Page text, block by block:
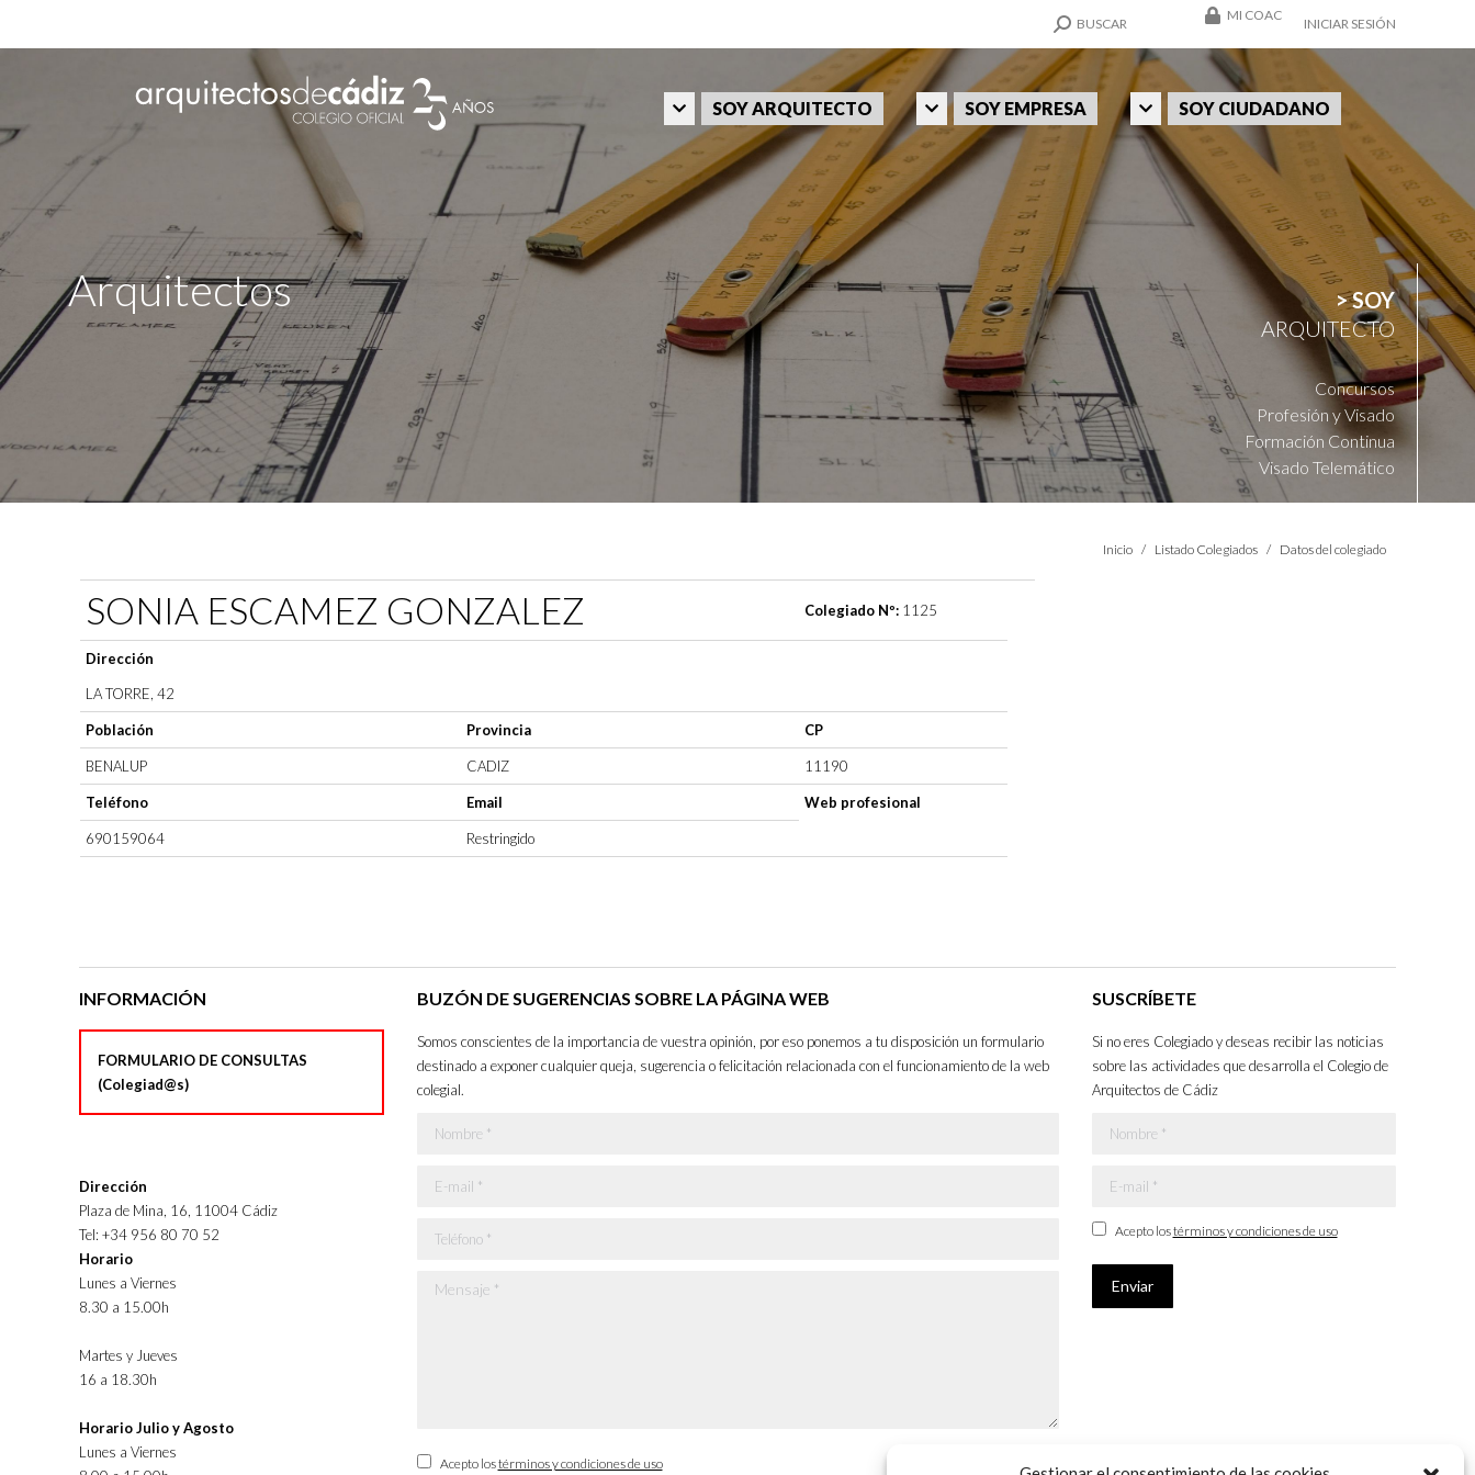
SEARCH:
BUSCAR
MI COAC
INICIAR SESIÓN
SOY ARQUITECTO SOY EMPRESA SOY CIUDADANO
Arquitectos
> SOY
ARQUITECTO
Concursos
Profesión y Visado
Formación Continua
Visado Telemático
Estás aquí:
Inicio Listado Colegiados Datos del colegiado
SONIA ESCAMEZ GONZALEZ Colegiado Nº:1125
Dirección
LA TORRE, 42
Población Provincia CP
BENALUP CADIZ 11190
Teléfono Email Web profesional
690159064 Restringido
INFORMACIÓN
FORMULARIO DE CONSULTAS
(Colegiad@s)
Dirección
Plaza de Mina, 16, 11004 Cádiz
Tel: +34 956 80 70 52
Horario
Lunes a Viernes
8.30 a 15.00h
Martes y Jueves
16 a 18.30h
Horario Julio y Agosto
Lunes a Viernes
BUZÓN DE SUGERENCIAS SOBRE LA PÁGINA WEB
Somos conscientes de la importancia de vuestra opinión, por eso ponemos a tu disposición un formulario
destinado a exponer cualquier queja, sugerencia o felicitación relacionada con el funcionamiento de la web
colegial.
Nombre *
E-mail *
Teléfono *
Mensaje *
Acepto lostérminos y condiciones de uso
SUSCRÍBETE
Si no eres Colegiado y deseas recibir las noticias
sobre las actividades que desarrolla el Colegio de
Arquitectos de Cádiz
Nombre *
E-mail *
Acepto lostérminos y condiciones de uso
Enviar